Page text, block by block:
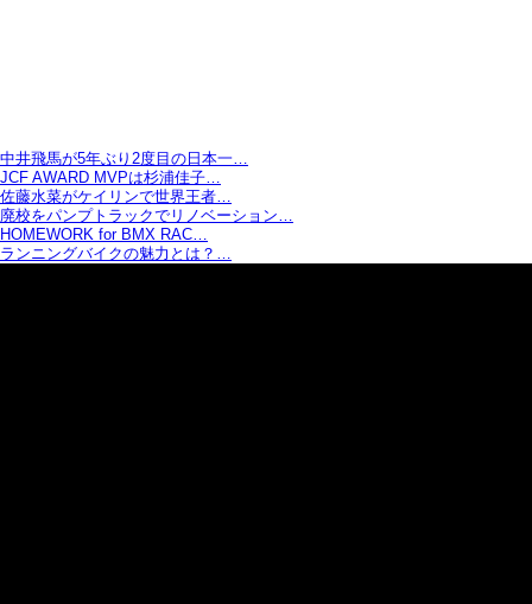
中井飛馬が5年ぶり2度目の日本一…
JCF AWARD MVPは杉浦佳子…
佐藤水菜がケイリンで世界王者…
廃校をパンプトラックでリノベーション…
HOMEWORK for BMX RAC…
ランニングバイクの魅力とは？…